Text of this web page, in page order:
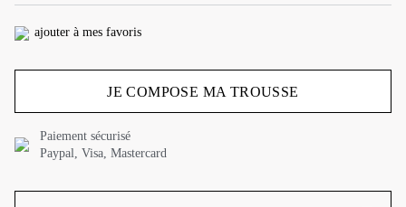
ajouter à mes favoris
JE COMPOSE MA TROUSSE
Paiement sécurisé
Paypal, Visa, Mastercard